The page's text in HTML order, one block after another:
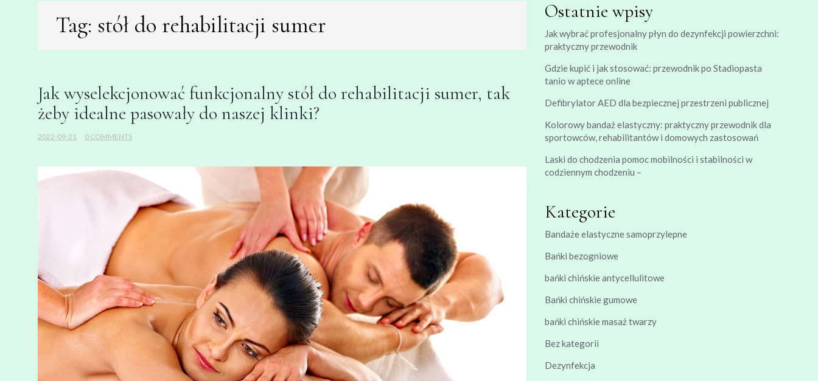
Tag: stół do rehabilitacji sumer
Jak wyselekcjonować funkcjonalny stół do rehabilitacji sumer, tak
żeby idealne pasowały do naszej klinki?
2022-09-21 0 COMMENTS
Ostatnie wpisy
Jak wybrać profesjonalny płyn do dezynfekcji powierzchni:
praktyczny przewodnik
Gdzie kupić i jak stosować: przewodnik po Stadiopasta
tanio w aptece online
Defibrylator AED dla bezpiecznej przestrzeni publicznej
Kolorowy bandaż elastyczny: praktyczny przewodnik dla
sportowców, rehabilitantów i domowych zastosowań
Laski do chodzenia pomoc mobilności i stabilności w
codziennym chodzeniu –
Kategorie
Bandaże elastyczne samoprzylepne
Bańki bezogniowe
bańki chińskie antycellulitowe
Bańki chińskie gumowe
bańki chińskie masaż twarzy
Bez kategorii
Dezynfekcja